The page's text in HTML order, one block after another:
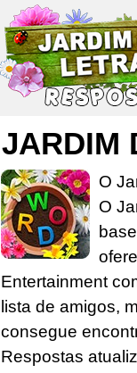
JARDIM
O
O
Entertainment
lista de amigos,
consegue
Respostas